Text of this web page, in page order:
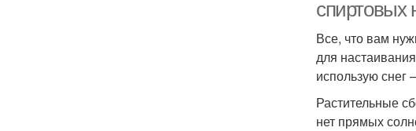
спиртовых
Все, что вам
для
использую снег
Растительные
нет прямых